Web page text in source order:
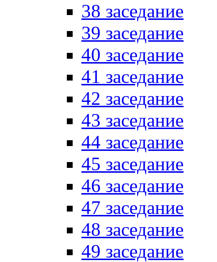
38 заседание
39 заседание
40 заседание
41 заседание
42 заседание
43 заседание
44 заседание
45 заседание
46 заседание
47 заседание
48 заседание
49 заседание